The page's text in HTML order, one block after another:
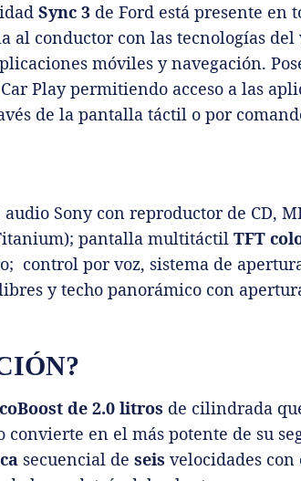
Sync 3 de Ford está presente en
al conductor con las tecnologías
móviles y navegación.
Play permitiendo acceso a las
de la pantalla táctil o por
Sony con reproductor de CD,
pantalla multitáctil TFT
control por voz, sistema de
y techo panorámico con
de 2.0 litros de cilindrada
convierte en el más potente de su
secuencial de seis velocidades con